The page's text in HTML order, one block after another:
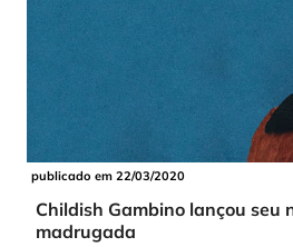
publicado em 22/03/2020
Childish Gambino lançou seu
madrugada